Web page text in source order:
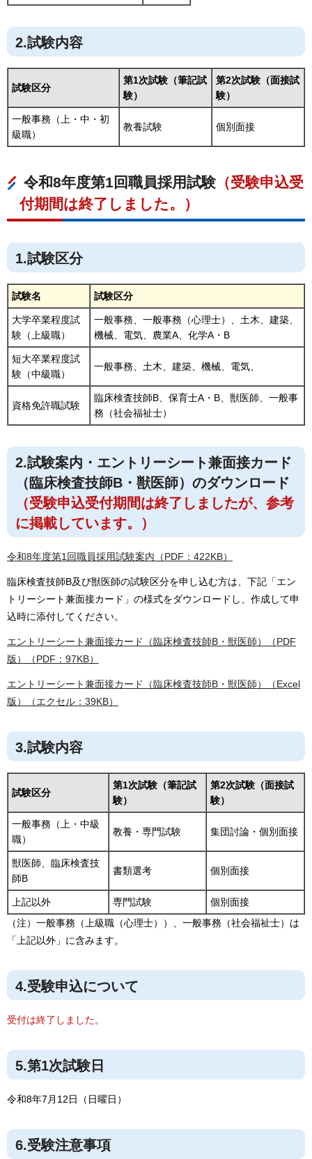
2.試験内容
試験区分
第1次試験（筆記試
験）
第2次試験（面接試
験）
一般事務（上・中・初
級職）
教養試験 個別面接
令和8年度第1回職員採用試験（受験申込受
付期間は終了しました。）
1.試験区分
試験名 試験区分
大学卒業程度試
験（上級職）
一般事務、一般事務（心理士）、土木、建築、
機械、電気、農業A、化学A・B
短大卒業程度試
験（中級職）
一般事務、土木、建築、機械、電気、
資格免許職試験
臨床検査技師B、保育士A・B、獣医師、一般事
務（社会福祉士）
2.試験案内・エントリーシート兼面接カード
（臨床検査技師B・獣医師）のダウンロード
（受験申込受付期間は終了しましたが、参考
に掲載しています。）
令和8年度第1回職員採用試験案内（PDF：422KB）
臨床検査技師B及び獣医師の試験区分を申し込む方は、下記「エン
トリーシート兼面接カード」の様式をダウンロードし、作成して申
込時に添付してください。
エントリーシート兼面接カード（臨床検査技師B・獣医師）（PDF
版）（PDF：97KB）
エントリーシート兼面接カード（臨床検査技師B・獣医師）（Excel
版）（エクセル：39KB）
3.試験内容
試験区分
第1次試験（筆記試
験）
第2次試験（面接試
験）
一般事務（上・中級
職）
教養・専門試験 集団討論・個別面接
獣医師、臨床検査技
師B
書類選考 個別面接
上記以外 専門試験
個別面接
（注）一般事務（上級職（心理士））、一般事務（社会福祉士）は
「上記以外」に含みます。
4.受験申込について
受付は終了しました。
5.第1次試験日
令和8年7月12日（日曜日）
6.受験注意事項